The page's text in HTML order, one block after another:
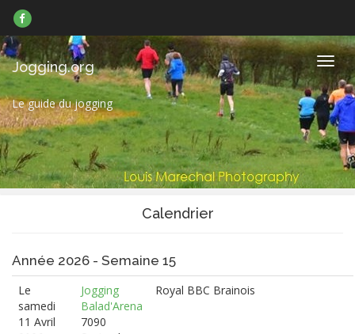
sur
Facebook
Jogging.org
Le guide du jogging
Calendrier
Année 2026 - Semaine 15
Le
samedi
11 Avril
Jogging
Balad'Arena
7090
Royal BBC Brainois